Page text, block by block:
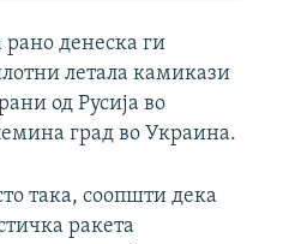
денеска ги
летала камикази
од Русија во
град во Украина.
така, соопшти дека
ракета